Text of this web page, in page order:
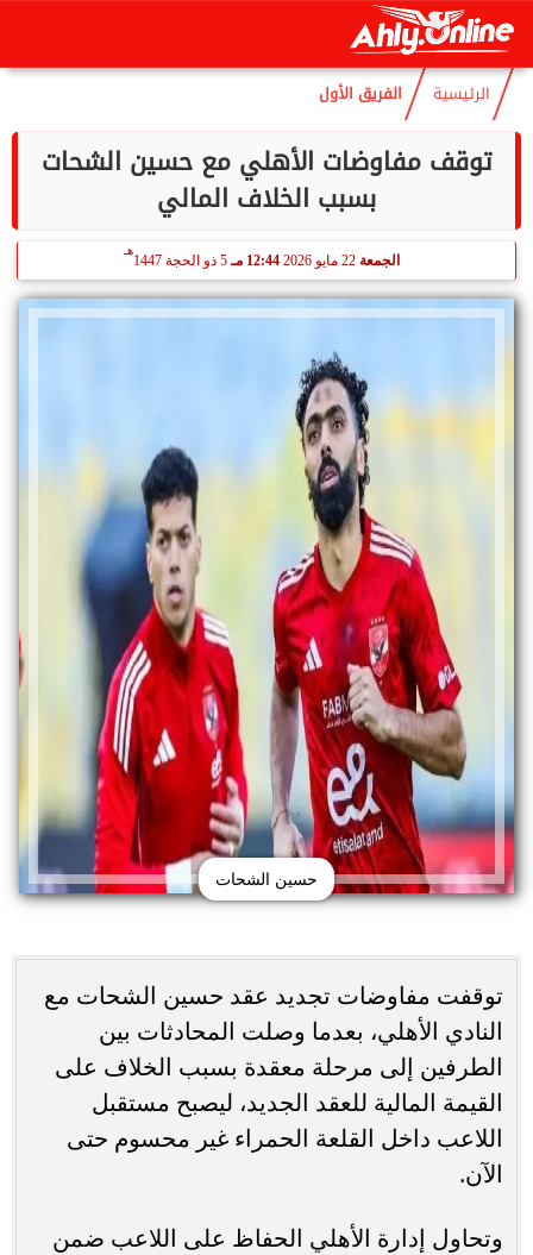
السبت
الرئيسية الفريق الأول
توقف مفاوضات الأهلي مع حسين الشحات
بسبب الخلاف المالي
الجمعة 12:44 مـ 5 ذو الحجة 1447
هـ
حسين الشحات
توقفت مفاوضات تجديد عقد حسين الشحات مع
النادي الأهلي، بعدما وصلت المحادثات بين
الطرفين إلى مرحلة معقدة بسبب الخلاف على
القيمة المالية للعقد الجديد، ليصبح مستقبل
اللاعب داخل القلعة الحمراء غير محسوم حتى
الآن.
وتحاول إدارة الأهلي الحفاظ على اللاعب ضمن